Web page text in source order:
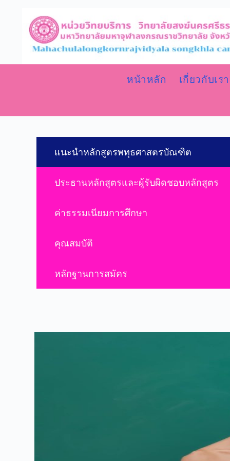
หน้าหลัก เกี่ยวกับเรา
แนะนำหลักสูตรพทุธศาสตรบัณฑิต
ประธานหลักสูตรและผู้รับผิดชอบหลักสูตร
ค่าธรรมเนียมการศึกษา
คุณสมบัติ
หลักฐานการสมัคร